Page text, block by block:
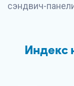
сэндвич-
Индекс